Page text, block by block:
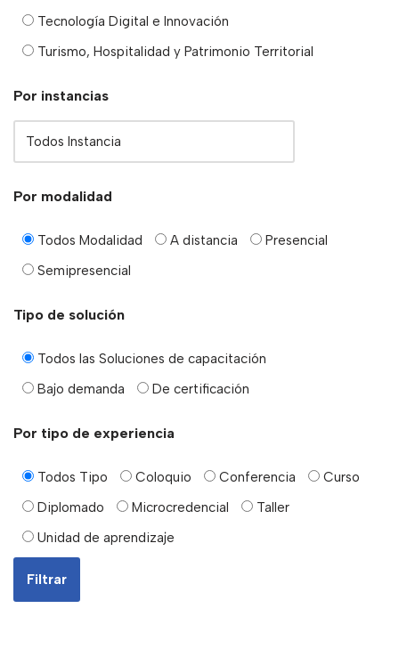
Tecnología Digital e Innovación
Turismo, Hospitalidad y Patrimonio Territorial
Por instancias
Por modalidad
Todos Modalidad A distancia
Presencial
Semipresencial
Tipo de solución
Todos las Soluciones de capacitación
Bajo demanda
De certificación
Por tipo de experiencia
Todos Tipo Coloquio Conferencia
Curso
Diplomado
Microcredencial
Taller
Unidad de aprendizaje